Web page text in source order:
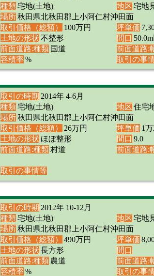
種類宅地(土地) 地区 宅地
場所秋田県北秋田郡上小阿仁村沖田面
取引価格（総額）
100万円 坪単価
土地の形状 不整形 間口
前面道路:種類 国道 前面道路:
容積率% 取引の事
取引の時期 2014年 4-6月
種類宅地(土地) 地区 住宅
場所秋田県北秋田郡上小阿仁村沖田面
取引価格（総額）
26万円 坪単価 1
土地の形状 ほぼ整形 間口 9.0
前面道路:種類村道 前面道路:
取引の事情等
取引の時期 2012年 10-12月
種類宅地(土地) 地区 宅地
場所秋田県北秋田郡上小阿仁村沖田面
取引価格（総額）
490万円 坪単価
土地の形状 長方形 間口
前面道路:種類 農道 前面道路:
容積率% 取引の事